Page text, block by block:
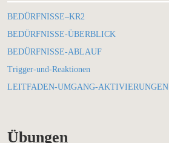
BEDÜRFNISSE–KR2
BEDÜRFNISSE-ÜBERBLICK
BEDÜRFNISSE-ABLAUF
Trigger-und-Reaktionen
LEITFADEN-UMGANG-AKTIVIERUNGEN
Übungen